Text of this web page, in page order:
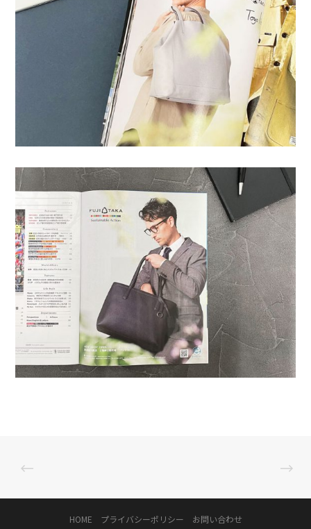
HOME プライバシーポリシー お問い合わせ